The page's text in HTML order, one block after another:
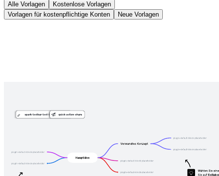
Alle Vorlagen
Kostenlose Vorlagen
Vorlagen für kostenpflichtige Konten
Neue Vorlagen